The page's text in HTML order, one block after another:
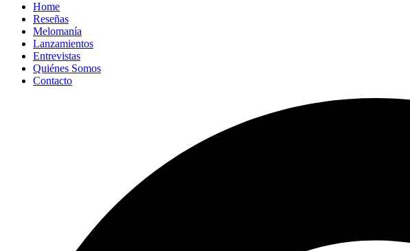
Home
Reseñas
Melomanía
Lanzamientos
Entrevistas
Quiénes Somos
Contacto